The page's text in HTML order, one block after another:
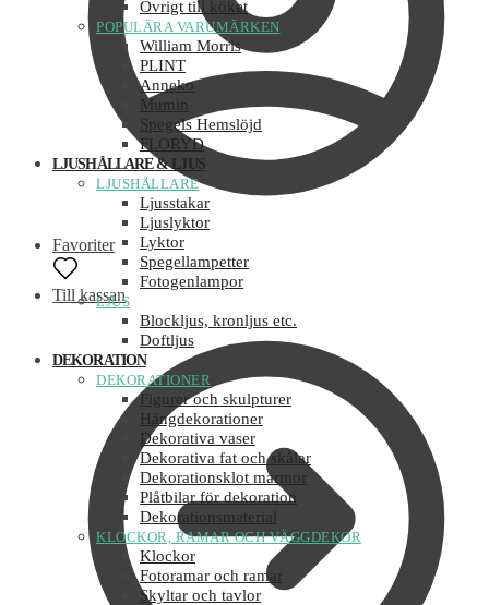
Favoriter
Till kassan
Övrigt till köket
POPULÄRA VARUMÄRKEN
William Morris
PLINT
Anneko
Mumin
Spegels Hemslöjd
FLORYD
LJUSHÅLLARE & LJUS
LJUSHÅLLARE
Ljusstakar
Ljuslyktor
Lyktor
Spegellampetter
Fotogenlampor
LJUS
Blockljus, kronljus etc.
Doftljus
DEKORATION
DEKORATIONER
Figurer och skulpturer
Hängdekorationer
Dekorativa vaser
Dekorativa fat och skålar
Dekorationsklot marmor
Plåtbilar för dekoration
Dekorationsmaterial
KLOCKOR, RAMAR OCH VÄGGDEKOR
Klockor
Fotoramar och ramar
Skyltar och tavlor